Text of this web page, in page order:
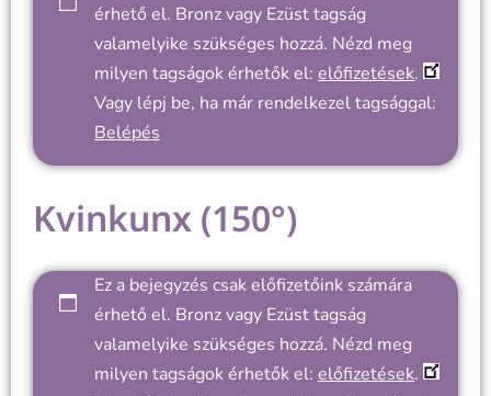
érhető el. Bronz vagy Ezüst tagság
valamelyike szükséges hozzá. Nézd meg
milyen tagságok érhetők el: előfizetések.
Vagy lépj be, ha már rendelkezel tagsággal:
Belépés
Kvinkunx (150°)
Ez a bejegyzés csak előfizetőink számára
érhető el. Bronz vagy Ezüst tagság
valamelyike szükséges hozzá. Nézd meg
milyen tagságok érhetők el: előfizetések.